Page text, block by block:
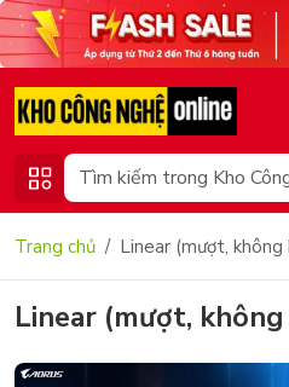
Trang chủ Linear (mượt, không
Linear (mượt, không